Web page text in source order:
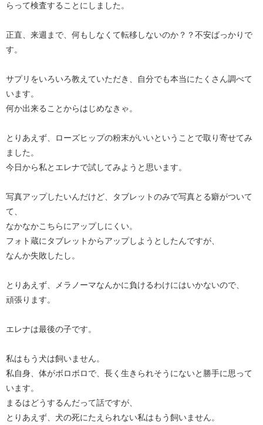
らって検査することにしました。
正直、来週まで、何もしなくて転移しないのか？？不安ばっかりで
す。
サプリをいろいろ教えていただき、自分でも本当にたくさん調べて
います。
何か出来ることからはじめなきゃ。
とりあえず、ローズヒップの粉末がいいということで取り寄せてみ
ました。
今日から私とエレナで試してみようと思います。
写真アップしたいんだけど、タブレットのみで写真とる癖がついて
て、
なかなかこちらにアップしにくい。
フォト蔵にタブレットからアップしようとしたんですが、
なんか失敗したし。
とりあえず、メラノーマなんかに負けるわけにはいかないので、
頑張ります。
エレナは最後の子です。
私はもう犬は飼いません。
私自身、体がボロボロで、長く生きられそうにないと勝手に思って
います。
まるはどうするんだって話ですが、
とりあえず、犬の死にたえられない私はもう飼いません。